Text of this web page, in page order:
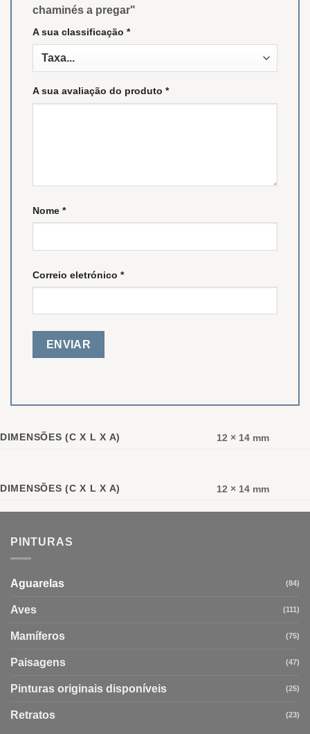
chaminés a pregar"
A sua classificação *
A sua avaliação do produto *
Nome *
Correio eletrónico *
DIMENSÕES (C X L X A) 12 × 14 mm
DIMENSÕES (C X L X A) 12 × 14 mm
PINTURAS
Aguarelas (84)
Aves (111)
Mamíferos (75)
Paisagens (47)
Pinturas originais disponíveis (25)
Retratos (23)